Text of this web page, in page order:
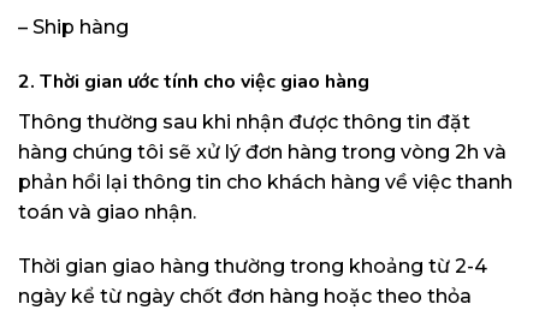
– Ship hàng
2. Thời gian ước tính cho việc giao hàng
Thông thường sau khi nhận được thông tin đặt
hàng chúng tôi sẽ xử lý đơn hàng trong vòng 2h và
phản hồi lại thông tin cho khách hàng về việc thanh
toán và giao nhận.
Thời gian giao hàng thường trong khoảng từ 2-4
ngày kể từ ngày chốt đơn hàng hoặc theo thỏa